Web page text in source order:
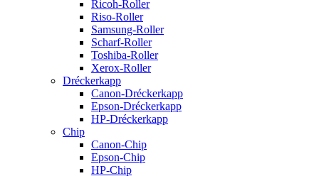
Ricoh-Roller
Riso-Roller
Samsung-Roller
Scharf-Roller
Toshiba-Roller
Xerox-Roller
Dréckerkapp
Canon-Dréckerkapp
Epson-Dréckerkapp
HP-Dréckerkapp
Chip
Canon-Chip
Epson-Chip
HP-Chip